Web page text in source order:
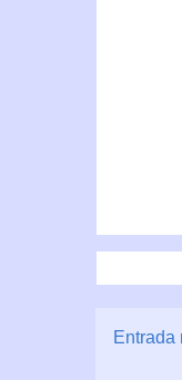
Entrada